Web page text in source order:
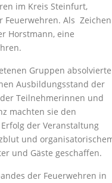
im Kreis Steinfurt,
Feuerwehren. Als Zeichen
Horstmann, eine
Gruppen
Ausbildungsstand der
Teilnehmerinnen und
machten sie den
der Veranstaltung
und
und Gäste geschaffen.
der Feuerwehren in